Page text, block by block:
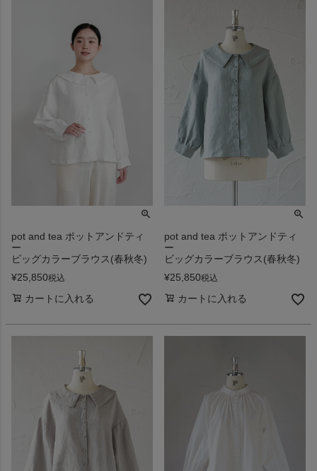
pot and tea ポットアンドティ
ー
ビッグカラーブラウス(春秋冬)
¥25,850税込
カートに入れる
pot and tea ポットアンドティ
ー
ビッグカラーブラウス(春秋冬)
¥25,850税込
カートに入れる